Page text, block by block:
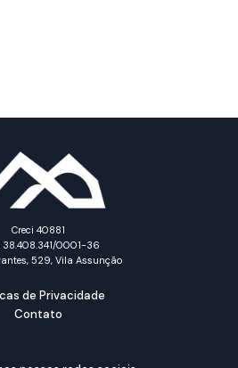
Creci 40881
38.408.341/0001-36
529, Vila Assunção
de Privacidade
Contato